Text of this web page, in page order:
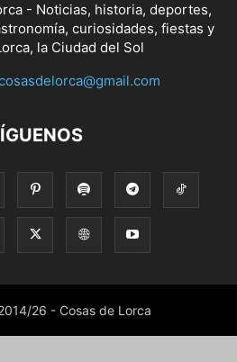
- Noticias, historia, deportes,
curiosidades, fiestas y
la Ciudad del Sol
26 - Cosas de Lorca